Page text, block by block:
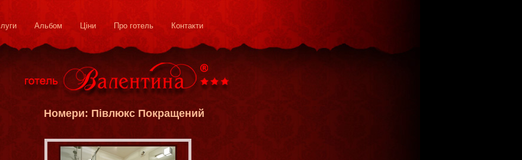
Альбом Ціни Про готель Контакти
Номери: Півлюкс Покращений